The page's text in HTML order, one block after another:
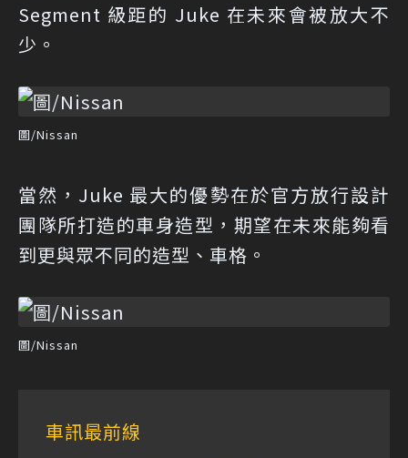
Segment 級距的 Juke 在未來會被放大不
少。
圖/Nissan
當然，Juke 最大的優勢在於官方放行設計
團隊所打造的車身造型，期望在未來能夠看
到更與眾不同的造型、車格。
圖/Nissan
車訊最前線